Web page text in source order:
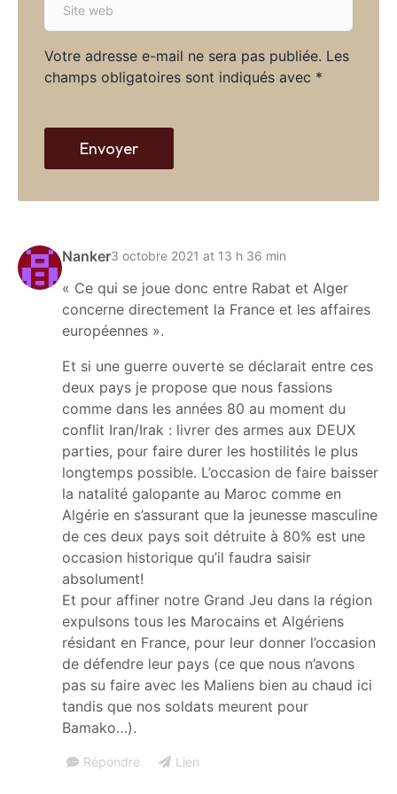
Nanker3 octobre 2021 at 13 h 36 min
« Ce qui se joue donc entre Rabat et Alger
concerne directement la France et les affaires
européennes ».
Et si une guerre ouverte se déclarait entre ces
deux pays je propose que nous fassions
comme dans les années 80 au moment du
conflit Iran/Irak : livrer des armes aux DEUX
parties, pour faire durer les hostilités le plus
longtemps possible. L’occasion de faire baisser
la natalité galopante au Maroc comme en
Algérie en s’assurant que la jeunesse masculine
de ces deux pays soit détruite à 80% est une
occasion historique qu’il faudra saisir
absolument!
Et pour affiner notre Grand Jeu dans la région
expulsons tous les Marocains et Algériens
résidant en France, pour leur donner l’occasion
de défendre leur pays (ce que nous n’avons
pas su faire avec les Maliens bien au chaud ici
tandis que nos soldats meurent pour
Bamako…).
Répondre Lien
Votre adresse e-mail ne sera pas publiée. Les
champs obligatoires sont indiqués avec *
l
*
e
w
b
Envoyer